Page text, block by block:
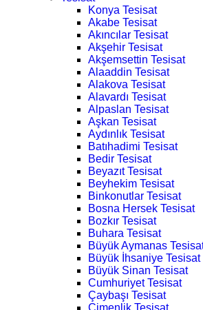
Konya Tesisat
Akabe Tesisat
Akıncılar Tesisat
Akşehir Tesisat
Akşemsettin Tesisat
Alaaddin Tesisat
Alakova Tesisat
Alavardı Tesisat
Alpaslan Tesisat
Aşkan Tesisat
Aydınlık Tesisat
Batıhadimi Tesisat
Bedir Tesisat
Beyazıt Tesisat
Beyhekim Tesisat
Binkonutlar Tesisat
Bosna Hersek Tesisat
Bozkır Tesisat
Buhara Tesisat
Büyük Aymanas
Büyük İhsaniye Tesisat
Büyük Sinan Tesisat
Cumhuriyet Tesisat
Çaybaşı Tesisat